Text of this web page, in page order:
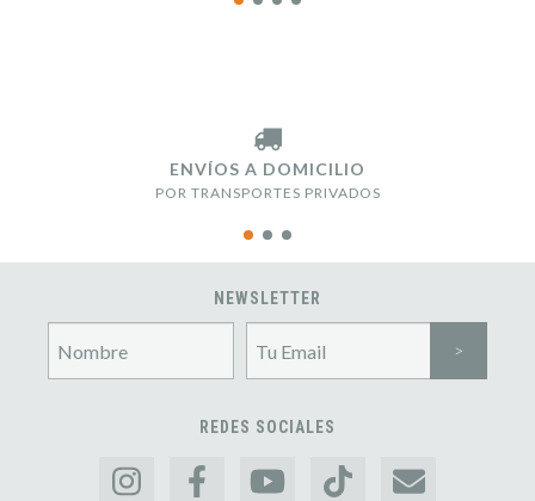
ENVÍOS A DOMICILIO
POR TRANSPORTES PRIVADOS
NEWSLETTER
REDES SOCIALES